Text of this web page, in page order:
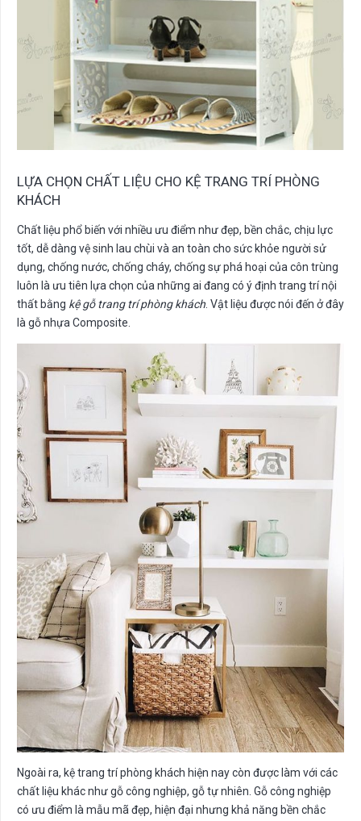
LỰA CHỌN CHẤT LIỆU CHO KỆ TRANG TRÍ PHÒNG
KHÁCH
Chất liệu phổ biến với nhiều ưu điểm như đẹp, bền chắc, chịu lực
tốt, dễ dàng vệ sinh lau chùi và an toàn cho sức khỏe người sử
dụng, chống nước, chống cháy, chống sự phá hoại của côn trùng
luôn là ưu tiên lựa chọn của những ai đang có ý định trang trí nội
thất bằng kệ gỗ trang trí phòng khách . Vật liệu được nói đến ở đây
là gỗ nhựa Composite.
Ngoài ra, kệ trang trí phòng khách hiện nay còn được làm với các
chất liệu khác như gỗ công nghiệp, gỗ tự nhiên. Gỗ công nghiệp
có ưu điểm là mẫu mã đẹp, hiện đại nhưng khả năng bền chắc